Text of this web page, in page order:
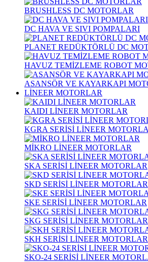
BRUSHLESS DC MOTORLAR
DC HAVA VE SIVI POMPALARI
PLANET REDÜKTÖRLÜ DC
HAVUZ TEMİZLEME ROBOT
ASANSÖR VE KAYARKAPI
LİNEER MOTORLAR
KAIDI LİNEER MOTORLAR
KGRA SERİSİ LİNEER
MİKRO LİNEER MOTORLAR
SKA SERİSİ LİNEER MOTORLAR
SKD SERİSİ LİNEER MOTORLAR
SKE SERİSİ LİNEER MOTORLAR
SKG SERİSİ LİNEER MOTORLAR
SKH SERİSİ LİNEER MOTORLAR
SKO-24 SERİSİ LİNEER